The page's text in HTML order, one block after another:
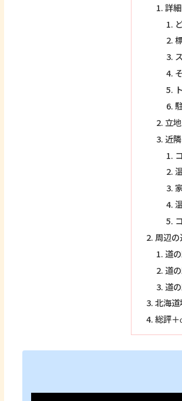
詳
立
近
周辺
道
道
道
北海
総評＋